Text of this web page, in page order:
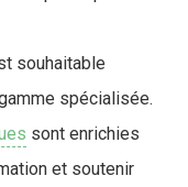
souhaitable
spécialisée.
sont enrichies
et soutenir